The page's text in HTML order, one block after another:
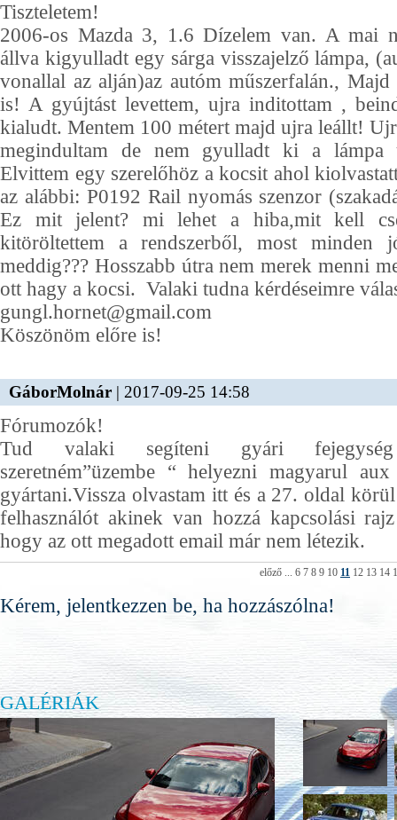
Tiszteletem!
2006-os Mazda 3, 1.6 Dízelem van. A mai
állva kigyulladt egy sárga visszajelző lámpa,
vonallal az alján)az autóm műszerfalán.,
is! A gyújtást levettem, ujra inditottam ,
kialudt. Mentem 100 métert majd ujra leállt!
megindultam de nem gyulladt ki a lámpa
Elvittem egy szerelőhöz a kocsit ahol
az alábbi: P0192 Rail nyomás szenzor
Ez mit jelent? mi lehet a hiba,mit kell
kitöröltettem a rendszerből, most minden
meddig??? Hosszabb útra nem merek menni
ott hagy a kocsi. Valaki tudna kérdéseimre
gungl.hornet@gmail.com
Köszönöm előre is!
GáborMolnár | 2017-09-25 14:58
Fórumozók!
Tud valaki segíteni gyári
szeretném”üzembe “ helyezni magyarul aux
gyártani.Vissza olvastam itt és a 27. oldal
felhasználót akinek van hozzá kapcsolási
hogy az ott megadott email már nem létezik.
előző ... 6 7 8 9 10 11 12 13 14
Kérem, jelentkezzen be, ha hozzászólna!
GALÉRIÁK